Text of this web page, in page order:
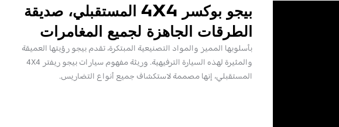
بيجو بوكسر 4X4 المستقبلي، صديقة
الطرقات الجاهزة لجميع المغامرات
بأسلوبها المميز والمواد التصنيعية المبتكرة، تقدم بيجو رؤيتها العميقة
والمثيرة لهذه السيارة الترفيهية. وريثة مفهوم سيارات بيجو ريفتر 4X4
المستقبلي، إنها مصممة لاستكشاف جميع أنواع التضاريس.